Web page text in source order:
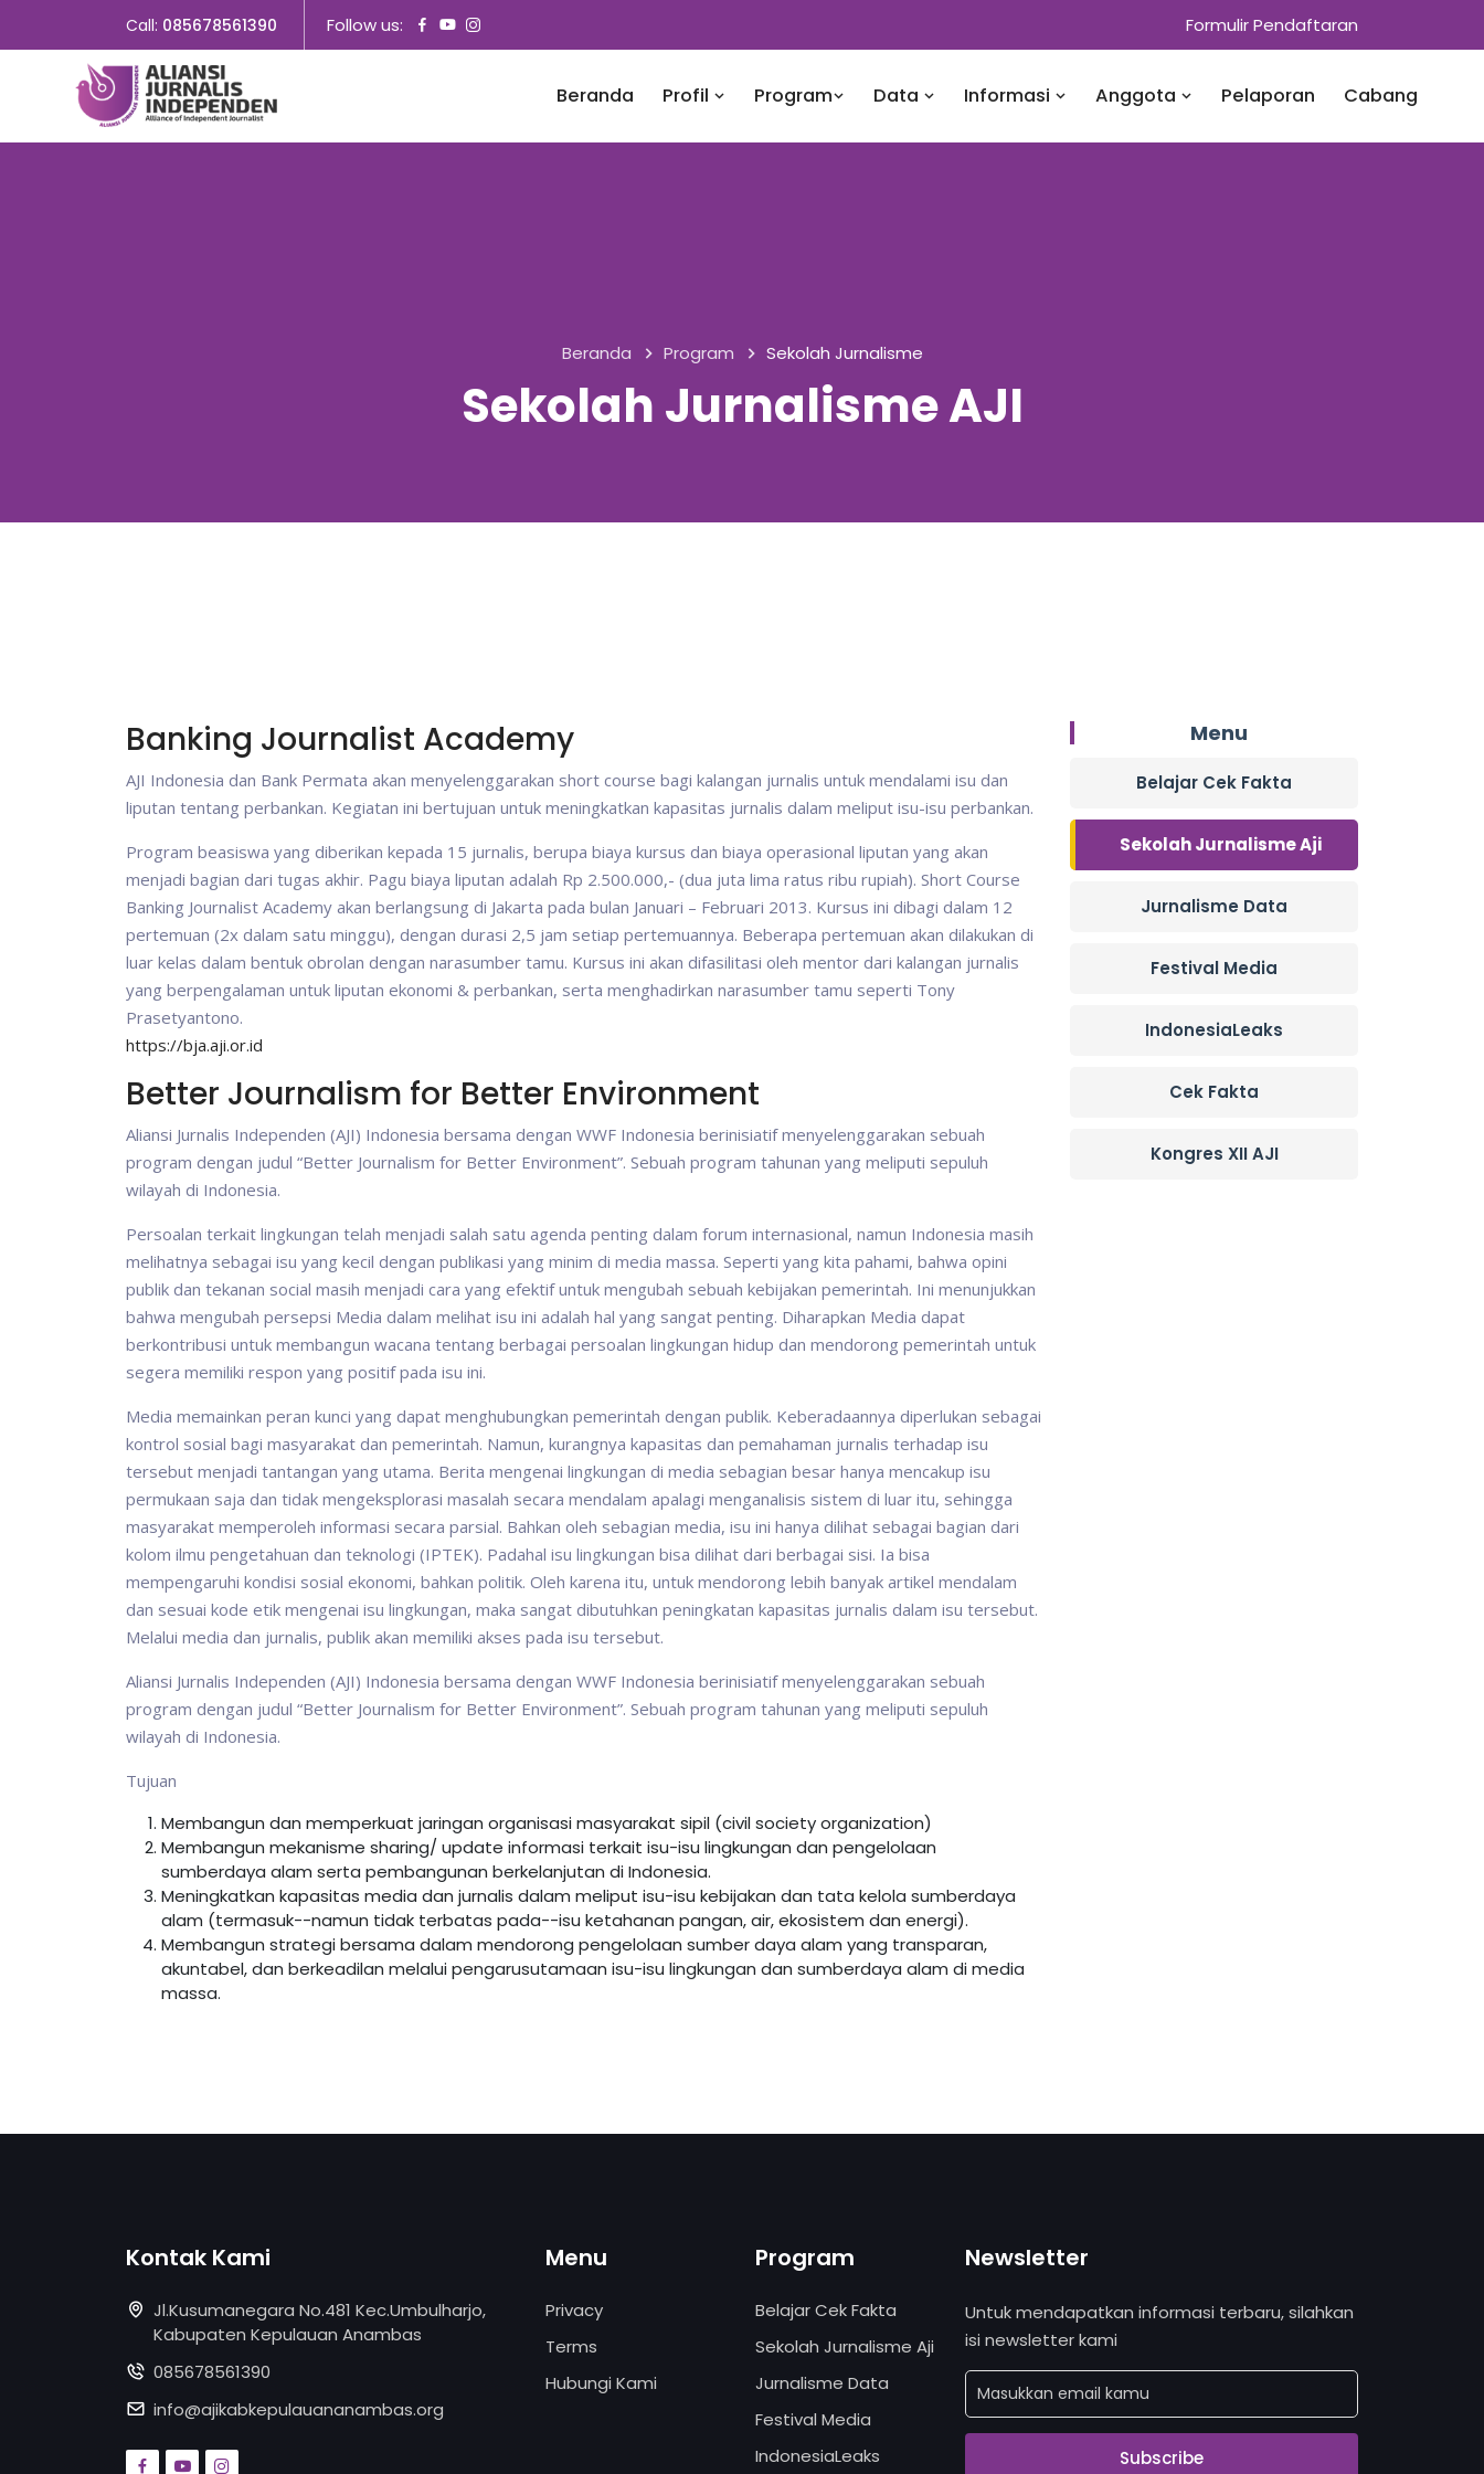
Call: 085678561390 Follow us: Formulir Pendaftaran
Beranda Profil Program Data Informasi Anggota Pelaporan Cabang
Beranda Program Sekolah Jurnalisme
Sekolah Jurnalisme AJI
Banking Journalist Academy
AJI Indonesia dan Bank Permata akan menyelenggarakan short course bagi kalangan jurnalis untuk mendalami isu dan
liputan tentang perbankan. Kegiatan ini bertujuan untuk meningkatkan kapasitas jurnalis dalam meliput isu-isu perbankan.
Program beasiswa yang diberikan kepada 15 jurnalis, berupa biaya kursus dan biaya operasional liputan yang akan
menjadi bagian dari tugas akhir. Pagu biaya liputan adalah Rp 2.500.000,- (dua juta lima ratus ribu rupiah). Short Course
Banking Journalist Academy akan berlangsung di Jakarta pada bulan Januari – Februari 2013. Kursus ini dibagi dalam 12
pertemuan (2x dalam satu minggu), dengan durasi 2,5 jam setiap pertemuannya. Beberapa pertemuan akan dilakukan di
luar kelas dalam bentuk obrolan dengan narasumber tamu. Kursus ini akan difasilitasi oleh mentor dari kalangan jurnalis
yang berpengalaman untuk liputan ekonomi & perbankan, serta menghadirkan narasumber tamu seperti Tony
Prasetyantono.
https://bja.aji.or.id
Better Journalism for Better Environment
Aliansi Jurnalis Independen (AJI) Indonesia bersama dengan WWF Indonesia berinisiatif menyelenggarakan sebuah
program dengan judul “Better Journalism for Better Environment”. Sebuah program tahunan yang meliputi sepuluh
wilayah di Indonesia.
Persoalan terkait lingkungan telah menjadi salah satu agenda penting dalam forum internasional, namun Indonesia masih
melihatnya sebagai isu yang kecil dengan publikasi yang minim di media massa. Seperti yang kita pahami, bahwa opini
publik dan tekanan social masih menjadi cara yang efektif untuk mengubah sebuah kebijakan pemerintah. Ini menunjukkan
bahwa mengubah persepsi Media dalam melihat isu ini adalah hal yang sangat penting. Diharapkan Media dapat
berkontribusi untuk membangun wacana tentang berbagai persoalan lingkungan hidup dan mendorong pemerintah untuk
segera memiliki respon yang positif pada isu ini.
Media memainkan peran kunci yang dapat menghubungkan pemerintah dengan publik. Keberadaannya diperlukan sebagai
kontrol sosial bagi masyarakat dan pemerintah. Namun, kurangnya kapasitas dan pemahaman jurnalis terhadap isu
tersebut menjadi tantangan yang utama. Berita mengenai lingkungan di media sebagian besar hanya mencakup isu
permukaan saja dan tidak mengeksplorasi masalah secara mendalam apalagi menganalisis sistem di luar itu, sehingga
masyarakat memperoleh informasi secara parsial. Bahkan oleh sebagian media, isu ini hanya dilihat sebagai bagian dari
kolom ilmu pengetahuan dan teknologi (IPTEK). Padahal isu lingkungan bisa dilihat dari berbagai sisi. Ia bisa
mempengaruhi kondisi sosial ekonomi, bahkan politik. Oleh karena itu, untuk mendorong lebih banyak artikel mendalam
dan sesuai kode etik mengenai isu lingkungan, maka sangat dibutuhkan peningkatan kapasitas jurnalis dalam isu tersebut.
Melalui media dan jurnalis, publik akan memiliki akses pada isu tersebut.
Aliansi Jurnalis Independen (AJI) Indonesia bersama dengan WWF Indonesia berinisiatif menyelenggarakan sebuah
program dengan judul “Better Journalism for Better Environment”. Sebuah program tahunan yang meliputi sepuluh
wilayah di Indonesia.
Tujuan
Membangun dan memperkuat jaringan organisasi masyarakat sipil (civil society organization)
Membangun mekanisme sharing/ update informasi terkait isu-isu lingkungan dan pengelolaan
sumberdaya alam serta pembangunan berkelanjutan di Indonesia.
Meningkatkan kapasitas media dan jurnalis dalam meliput isu-isu kebijakan dan tata kelola sumberdaya
alam (termasuk--namun tidak terbatas pada--isu ketahanan pangan, air, ekosistem dan energi).
Membangun strategi bersama dalam mendorong pengelolaan sumber daya alam yang transparan,
akuntabel, dan berkeadilan melalui pengarusutamaan isu-isu lingkungan dan sumberdaya alam di media
massa.
Menu
Belajar Cek Fakta
Sekolah Jurnalisme Aji
Jurnalisme Data
Festival Media
IndonesiaLeaks
Cek Fakta
Kongres XII AJI
Kontak Kami
Jl.Kusumanegara No.481 Kec.Umbulharjo,
Kabupaten Kepulauan Anambas
085678561390
info@ajikabkepulauananambas.org
Menu
Privacy
Terms
Hubungi Kami
Program
Belajar Cek Fakta
Sekolah Jurnalisme Aji
Jurnalisme Data
Festival Media
IndonesiaLeaks
Newsletter
Untuk mendapatkan informasi terbaru, silahkan
isi newsletter kami
Subscribe